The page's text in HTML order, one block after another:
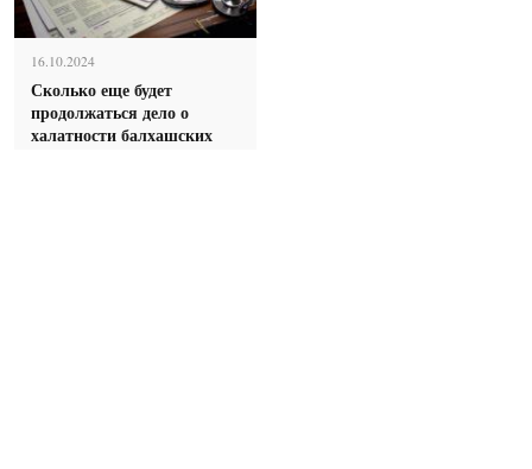
16.10.2024
Сколько еще будет
продолжаться дело о
халатности балхашских